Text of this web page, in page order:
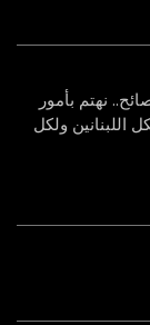
نهتم بأمور
اللبنانين ولكل